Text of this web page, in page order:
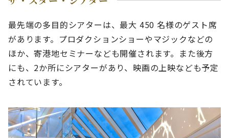
最先端の多目的シアターは、最大 450 名様のゲスト席
があります。プロダクションショーやマジックなどの
ほか、寄港地セミナーなども開催されます。また後方
にも、2か所にシアターがあり、映画の上映なども予定
されています。